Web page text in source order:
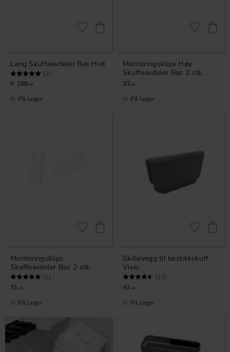
Lang Skuffeavdeler Bas Hvit
Karakter: (2)
188 KR
Lagre som favoritt
På lager
Monteringsklips Høy
Skuffeavdeler Bas 2 stk.
33 KR
Lagre som
På lager
Monteringsklips
Skuffeavdeler Bas 2 stk.
Karakter: (1)
31 KR
Lagre som favoritt
På lager
Skillevegg til bestikkskuff
Visio
Karakter: (15)
43 KR
Lagre som
På lager